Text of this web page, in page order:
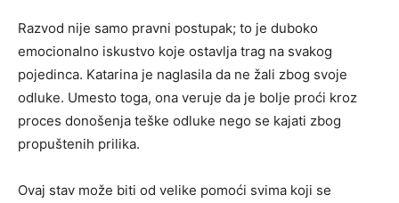
Razvod nije samo pravni postupak; to je duboko
emocionalno iskustvo koje ostavlja trag na svakog
pojedinca. Katarina je naglasila da ne žali zbog svoje
odluke. Umesto toga, ona veruje da je bolje proći kroz
proces donošenja teške odluke nego se kajati zbog
propuštenih prilika.
Ovaj stav može biti od velike pomoći svima koji se